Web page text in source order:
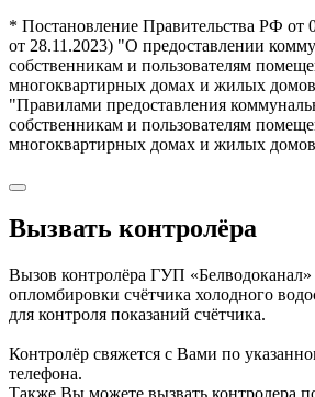
* Постановление Правительства РФ от
от 28.11.2023) "О предоставлении
собственникам и пользователям
многоквартирных домах и жилых
"Правилами предоставления
собственникам и пользователям
многоквартирных домах и жилых
Вызвать контролёра
Вызов контролёра ГУП «Белводоканал»
опломбировки счётчика холодного
для контроля показаний счётчика.
Контролёр свяжется с Вами по
телефона.
Также Вы можете вызвать контролера